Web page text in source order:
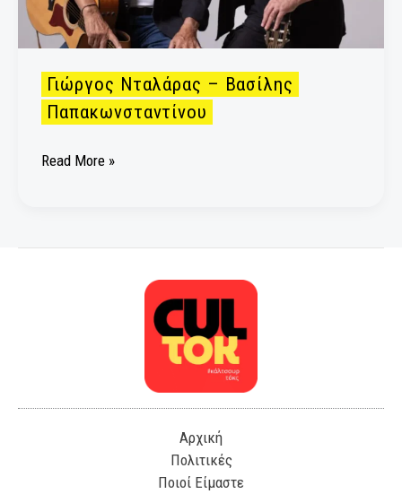
Γιώργος Νταλάρας – Βασίλης
Παπακωνσταντίνου
Read More »
Αρχική
Πολιτικές
Ποιοί Είμαστε